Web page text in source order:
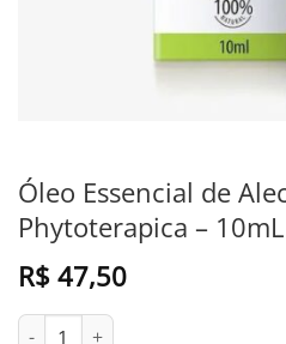
Óleo Essencial de
Phytoterapica – 10mL
R$ 47,50
Óleo Essencial de Alecrim (qt.